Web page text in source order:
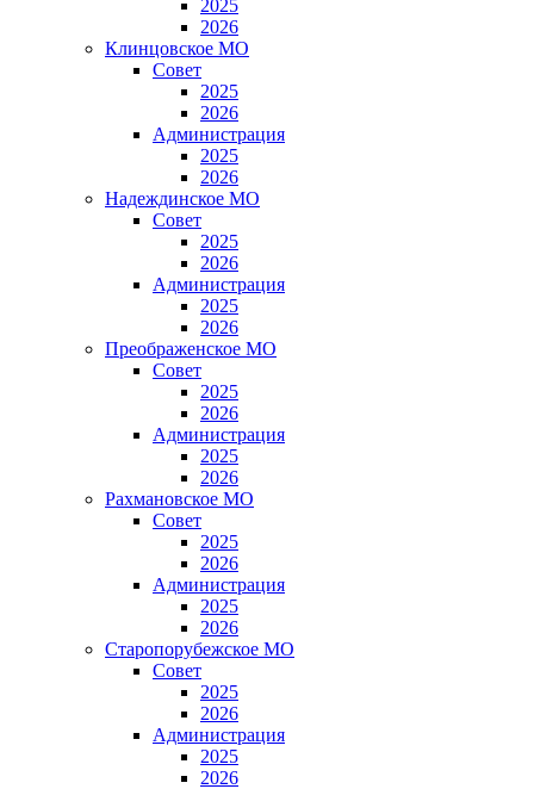
2025
2026
Клинцовское МО
Совет
2025
2026
Администрация
2025
2026
Надеждинское МО
Совет
2025
2026
Администрация
2025
2026
Преображенское МО
Совет
2025
2026
Администрация
2025
2026
Рахмановское МО
Совет
2025
2026
Администрация
2025
2026
Старопорубежское МО
Совет
2025
2026
Администрация
2025
2026